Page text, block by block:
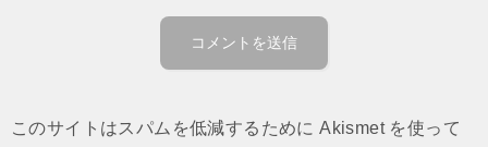
このサイトはスパムを低減するために Akismet を使って